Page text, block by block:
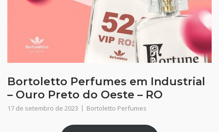
Bortoletto Perfumes em Industrial
– Ouro Preto do Oeste – RO
17 de setembro de 2023 Bortoletto Perfumes